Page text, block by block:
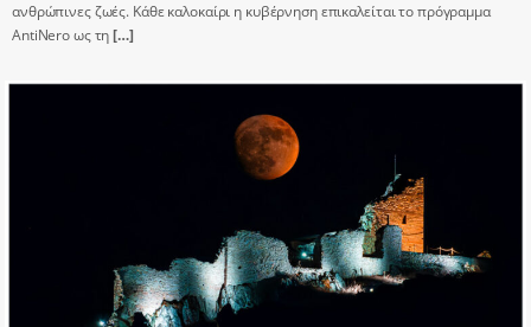
ανθρώπινες ζωές. Κάθε καλοκαίρι η κυβέρνηση επικαλείται το πρόγραμμα
AntiNero ως τη[…]